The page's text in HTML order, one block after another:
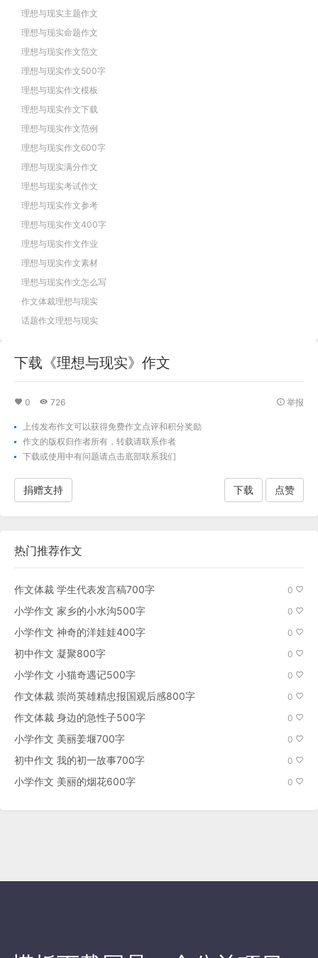
理想与现实主题作文
理想与现实命题作文
理想与现实作文范文
理想与现实作文500字
理想与现实作文模板
理想与现实作文下载
理想与现实作文范例
理想与现实作文600字
理想与现实满分作文
理想与现实考试作文
理想与现实作文参考
理想与现实作文400字
理想与现实作文作业
理想与现实作文素材
理想与现实作文怎么写
作文体裁理想与现实
话题作文理想与现实
下载《理想与现实》作文
0 726 举报
上传发布作文可以获得免费作文点评和积分奖励
作文的版权归作者所有，转载请联系作者
下载或使用中有问题请点击底部联系我们
捐赠支持 下载 点赞
热门推荐作文
作文体裁 学生代表发言稿700字 0
小学作文 家乡的小水沟500字 0
小学作文 神奇的洋娃娃400字 0
初中作文 凝聚800字 0
小学作文 小猫奇遇记500字 0
作文体裁 崇尚英雄精忠报国观后感800字 0
作文体裁 身边的急性子500字 0
小学作文 美丽姜堰700字 0
初中作文 我的初一故事700字 0
小学作文 美丽的烟花600字 0